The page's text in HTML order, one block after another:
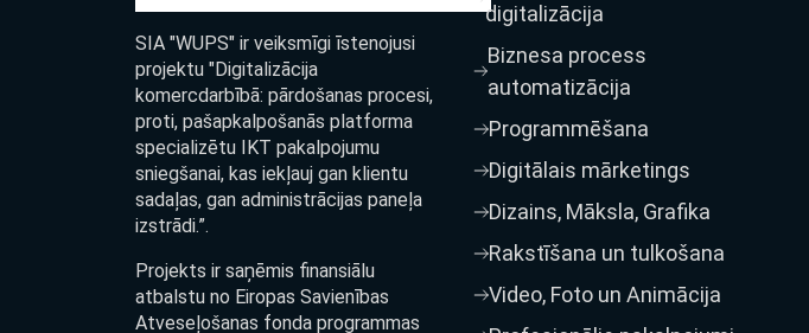
SIA "WUPS" ir veiksmīgi īstenojusi
projektu "Digitalizācija
komercdarbībā: pārdošanas procesi,
proti, pašapkalpošanās platforma
specializētu IKT pakalpojumu
sniegšanai, kas iekļauj gan klientu
sadaļas, gan administrācijas paneļa
izstrādi.”.
Projekts ir saņēmis finansiālu
atbalstu no Eiropas Savienības
Atveseļošanas fonda programmas
digitalizācija
Biznesa process
automatizācija
Programmēšana
Digitālais mārketings
Dizains, Māksla, Grafika
Rakstīšana un tulkošana
Video, Foto un Animācija